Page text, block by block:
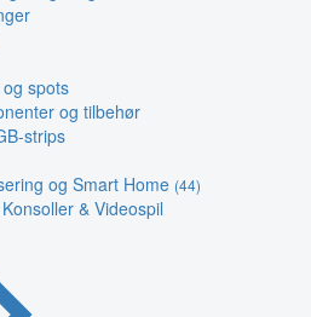
spots
og tilbehør
strips
og Smart Home (44)
Konsoller & Videospil